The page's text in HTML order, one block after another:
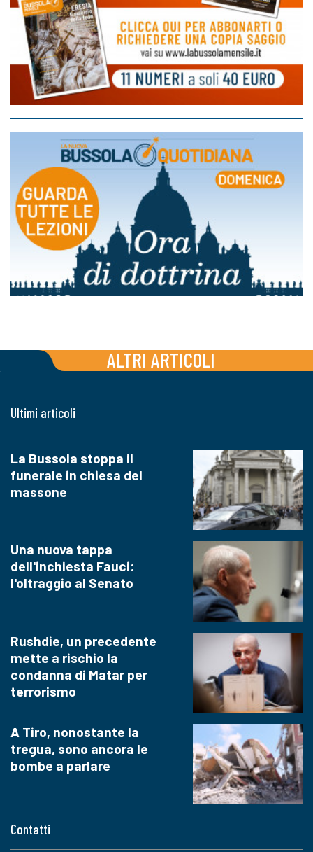
ALTRI ARTICOLI
Contatti
Ultimi articoli
La Bussola stoppa il
funerale in chiesa del
massone
Una nuova tappa
dell'inchiesta Fauci:
l'oltraggio al Senato
Rushdie, un precedente
mette a rischio la
condanna di Matar per
terrorismo
A Tiro, nonostante la
tregua, sono ancora le
bombe a parlare